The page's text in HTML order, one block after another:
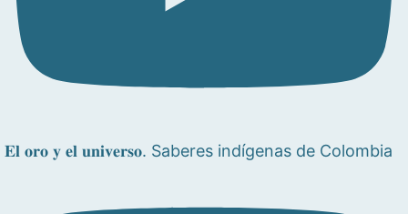
𝐄𝐥 𝐨𝐫𝐨 𝐲 𝐞𝐥 𝐮𝐧𝐢𝐯𝐞𝐫𝐬𝐨. Saberes indígenas de Colombia